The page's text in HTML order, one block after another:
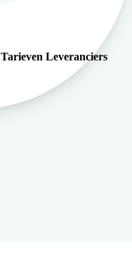
Tarieven Leveranciers